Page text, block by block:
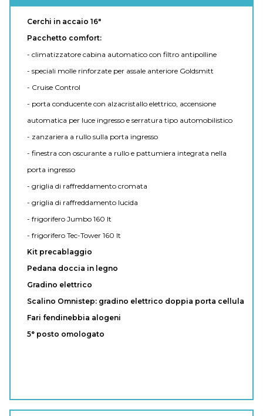
Cerchi in accaio 16"
Pacchetto comfort:
- climatizzatore cabina automatico con filtro antipolline
- speciali molle rinforzate per assale anteriore Goldsmitt
- Cruise Control
- porta conducente con alzacristallo elettrico, accensione
automatica per luce ingresso e serratura tipo automobilistico
- zanzariera a rullo sulla porta ingresso
- finestra con oscurante a rullo e pattumiera integrata nella
porta ingresso
- griglia di raffreddamento cromata
- griglia di raffreddamento lucida
- frigorifero Jumbo 160 lt
- frigorifero Tec-Tower 160 lt
Kit precablaggio
Pedana doccia in legno
Gradino elettrico
Scalino Omnistep: gradino elettrico doppia porta cellula
Fari fendinebbia alogeni
5° posto omologato